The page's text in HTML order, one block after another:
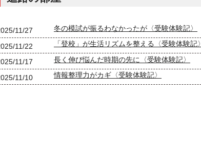
11/27 冬の模試が振るわなかったが〈受験体験記〉
11/22 「登校」が生活リズムを整える〈受験体験記〉
11/17 長く伸び悩んだ時期の先に〈受験体験記〉
11/10 情報整理力がカギ〈受験体験記〉